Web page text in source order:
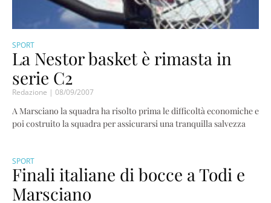
SPORT
La Nestor basket è rimasta in
serie C2
Redazione 08/09/2007
A Marsciano la squadra ha risolto prima le difficoltà economiche e
poi costruito la squadra per assicurarsi una tranquilla salvezza
SPORT
Finali italiane di bocce a Todi e
Marsciano